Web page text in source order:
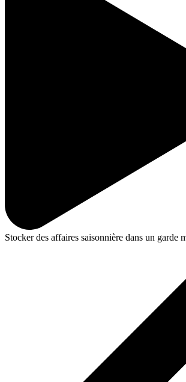
Stocker des affaires saisonnière dans un garde